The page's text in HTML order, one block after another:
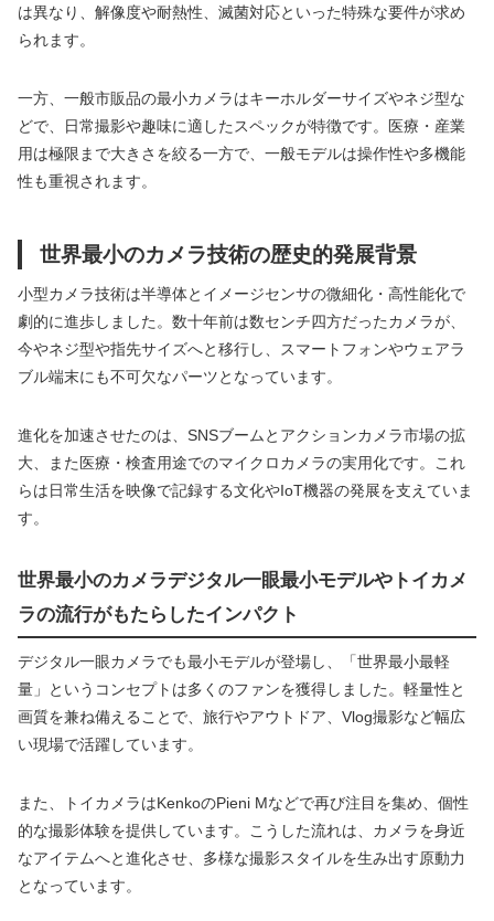
は異なり、解像度や耐熱性、滅菌対応といった特殊な要件が求め
られます。
一方、一般市販品の最小カメラはキーホルダーサイズやネジ型な
どで、日常撮影や趣味に適したスペックが特徴です。医療・産業
用は極限まで大きさを絞る一方で、一般モデルは操作性や多機能
性も重視されます。
世界最小のカメラ技術の歴史的発展背景
小型カメラ技術は半導体とイメージセンサの微細化・高性能化で
劇的に進歩しました。数十年前は数センチ四方だったカメラが、
今やネジ型や指先サイズへと移行し、スマートフォンやウェアラ
ブル端末にも不可欠なパーツとなっています。
進化を加速させたのは、SNSブームとアクションカメラ市場の拡
大、また医療・検査用途でのマイクロカメラの実用化です。これ
らは日常生活を映像で記録する文化やIoT機器の発展を支えていま
す。
世界最小のカメラデジタル一眼最小モデルやトイカメ
ラの流行がもたらしたインパクト
デジタル一眼カメラでも最小モデルが登場し、「世界最小最軽
量」というコンセプトは多くのファンを獲得しました。軽量性と
画質を兼ね備えることで、旅行やアウトドア、Vlog撮影など幅広
い現場で活躍しています。
また、トイカメラはKenkoのPieni Mなどで再び注目を集め、個性
的な撮影体験を提供しています。こうした流れは、カメラを身近
なアイテムへと進化させ、多様な撮影スタイルを生み出す原動力
となっています。